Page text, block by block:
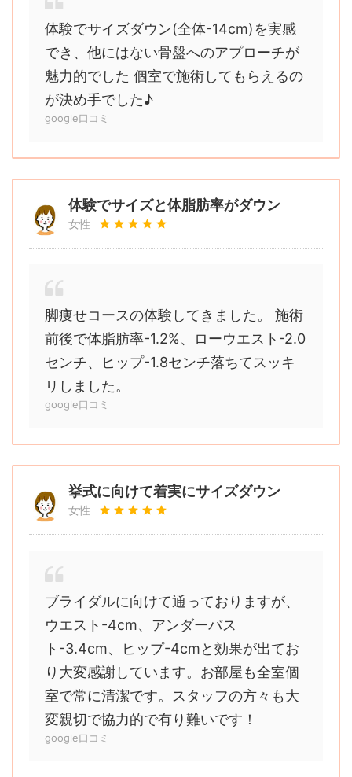
体験でサイズダウン(全体-14cm)を実感
でき、他にはない骨盤へのアプローチが
魅力的でした 個室で施術してもらえるの
が決め手でした♪
google口コミ
体験でサイズと体脂肪率がダウン
女性
脚痩せコースの体験してきました。 施術
前後で体脂肪率-1.2%、ローウエスト-2.0
センチ、ヒップ-1.8センチ落ちてスッキ
リしました。
google口コミ
挙式に向けて着実にサイズダウン
女性
ブライダルに向けて通っておりますが、
ウエスト-4cm、アンダーバス
ト-3.4cm、ヒップ-4cmと効果が出てお
り大変感謝しています。お部屋も全室個
室で常に清潔です。スタッフの方々も大
変親切で協力的で有り難いです！
google口コミ